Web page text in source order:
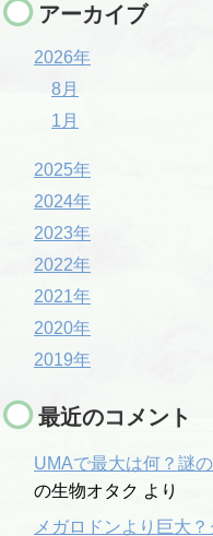
アーカイブ
2026年
8月
1月
2025年
2024年
2023年
2022年
2021年
2020年
2019年
最近のコメント
UMAで最大は何？謎
の生物オタク より
メガロドンより巨大